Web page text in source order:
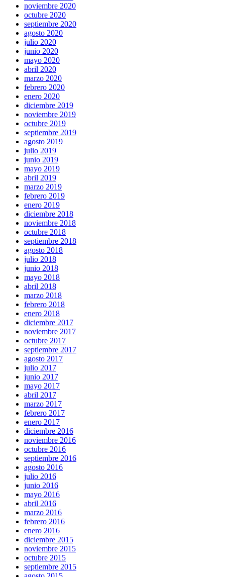
noviembre 2020
octubre 2020
septiembre 2020
agosto 2020
julio 2020
junio 2020
mayo 2020
abril 2020
marzo 2020
febrero 2020
enero 2020
diciembre 2019
noviembre 2019
octubre 2019
septiembre 2019
agosto 2019
julio 2019
junio 2019
mayo 2019
abril 2019
marzo 2019
febrero 2019
enero 2019
diciembre 2018
noviembre 2018
octubre 2018
septiembre 2018
agosto 2018
julio 2018
junio 2018
mayo 2018
abril 2018
marzo 2018
febrero 2018
enero 2018
diciembre 2017
noviembre 2017
octubre 2017
septiembre 2017
agosto 2017
julio 2017
junio 2017
mayo 2017
abril 2017
marzo 2017
febrero 2017
enero 2017
diciembre 2016
noviembre 2016
octubre 2016
septiembre 2016
agosto 2016
julio 2016
junio 2016
mayo 2016
abril 2016
marzo 2016
febrero 2016
enero 2016
diciembre 2015
noviembre 2015
octubre 2015
septiembre 2015